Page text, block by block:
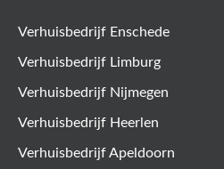
Verhuisbedrijf Enschede
Verhuisbedrijf Limburg
Verhuisbedrijf Nijmegen
Verhuisbedrijf Heerlen
Verhuisbedrijf Apeldoorn